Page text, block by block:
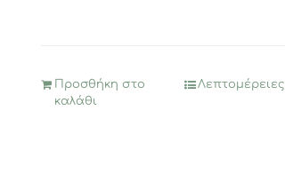
Προσθήκη στο
καλάθι
Λεπτομέρειες